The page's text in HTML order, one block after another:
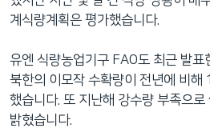
계식량계획은 평가했습니다.
유엔 식량농업기구 FAO도 최근 발표
북한의 이모작 수확량이 전년에 비해
했습니다. 또 지난해 강수량 부족으
밝혔습니다.